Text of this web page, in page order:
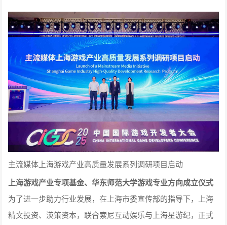
主流媒体上海游戏产业高质量发展系列调研项目启动
上海游戏产业专项基金、华东师范大学游戏专业方向成立仪式
为了进一步助力行业发展，在上海市委宣传部的指导下，上海
精文投资、渶策资本，联合索尼互动娱乐与上海星游纪，正式